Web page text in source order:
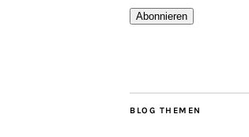
Abonnieren
BLOG THEMEN